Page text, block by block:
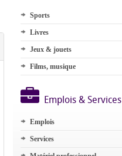
Sports
Livres
Jeux & jouets
Films, musique
Emplois & Services
Emplois
Services